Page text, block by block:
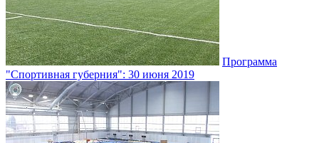
Программа
"Спортивная губерния": 30 июня 2019